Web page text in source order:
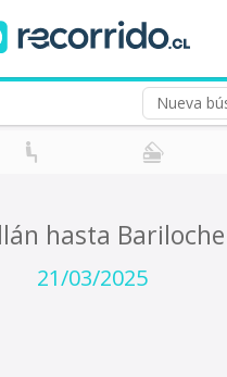
Nueva
(opcional)
hasta Bariloche
21/03/2025